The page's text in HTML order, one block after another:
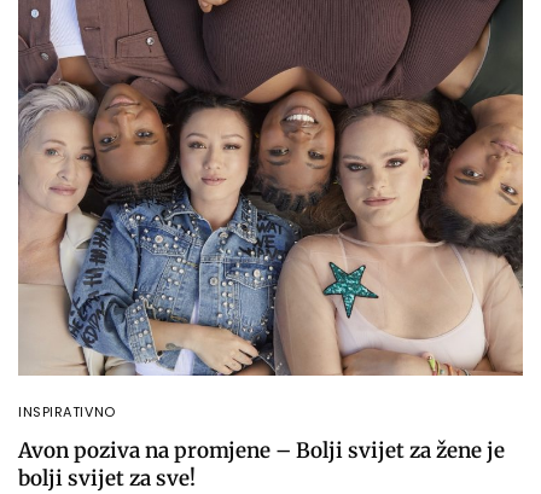
INSPIRATIVNO
Avon poziva na promjene – Bolji svijet za žene je
bolji svijet za sve!